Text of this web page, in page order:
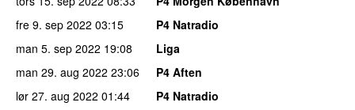
fre 9. sep 2022 03:15
P4 Natradio
man 5. sep 2022 19:08
Liga
man 29. aug 2022 23:06
P4 Aften
lør 27. aug 2022 01:44
P4 Natradio